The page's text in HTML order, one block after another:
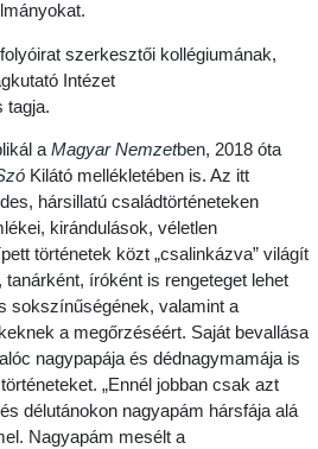
szerkesztői kollégiumának,
Intézet
tagja.
aMagyar Nemzetben, 2018 óta
Kilátó mellékletében is. Az itt
hársillatú családtörténeteken
kirándulások, véletlen
történetek közt „csalinkázva” világít
tanárként, íróként is rengeteget lehet
sokszínűségének, valamint a
a megőrzéséért. Saját bevallása
nagypapája és dédnagymamája is
„Ennél jobban csak azt
délutánokon nagyapám hársfája alá
Nagyapám mesélt a